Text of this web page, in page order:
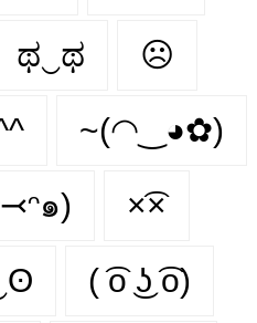
ಥ‿ಥ ☹️
~(◠‿◕✿)
๑) ×͡×
( ͡o ͜ʖ ͡o)